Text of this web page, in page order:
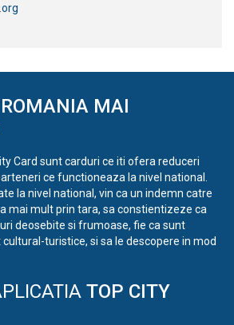
ROMANIA MAI
Card sunt carduri ce iti ofera reduceri
ce functioneaza la nivel national.
la nivel national, vin ca un indemn catre
mai mult prin tara, sa constientizeze ca
deosebite si frumoase, fie ca sunt
turistice, si sa le descopere in mod
TOP CITY